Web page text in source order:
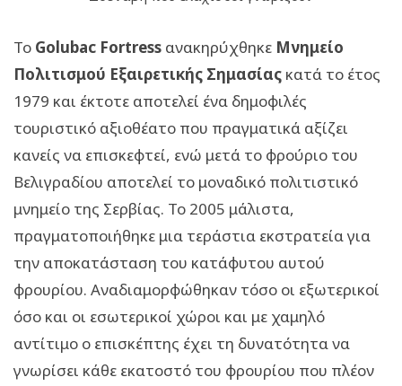
Το Golubac Fortress ανακηρύχθηκε Μνημείο
Πολιτισμού Εξαιρετικής Σημασίας κατά το έτος
1979 και έκτοτε αποτελεί ένα δημοφιλές
τουριστικό αξιοθέατο που πραγματικά αξίζει
κανείς να επισκεφτεί, ενώ μετά το φρούριο του
Βελιγραδίου αποτελεί το μοναδικό πολιτιστικό
μνημείο της Σερβίας. Το 2005 μάλιστα,
πραγματοποιήθηκε μια τεράστια εκστρατεία για
την αποκατάσταση του κατάφυτου αυτού
φρουρίου. Αναδιαμορφώθηκαν τόσο οι εξωτερικοί
όσο και οι εσωτερικοί χώροι και με χαμηλό
αντίτιμο ο επισκέπτης έχει τη δυνατότητα να
γνωρίσει κάθε εκατοστό του φρουρίου που πλέον